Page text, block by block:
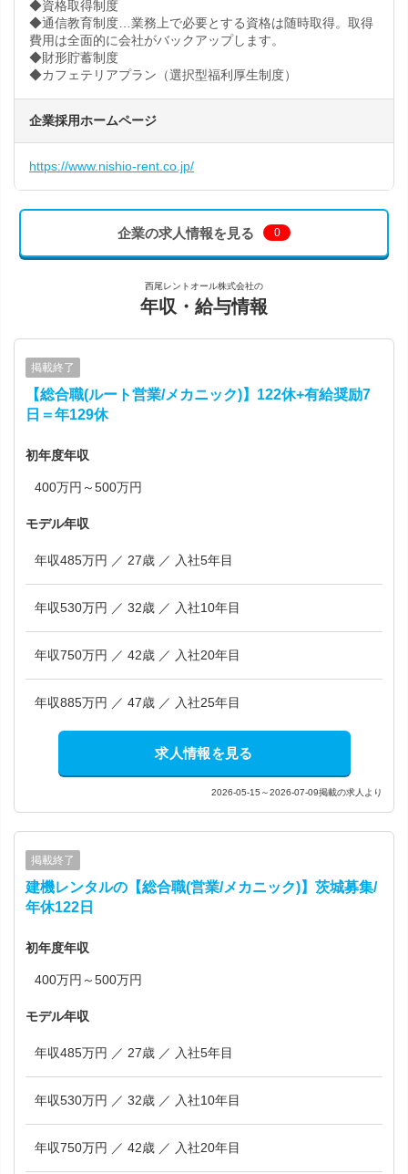
◆資格取得制度
◆通信教育制度…業務上で必要とする資格は随時取得。取得
費用は全面的に会社がバックアップします。
◆財形貯蓄制度
◆カフェテリアプラン（選択型福利厚生制度）
企業採用ホームページ
https://www.nishio-rent.co.jp/
企業の求人情報を見る 0
西尾レントオール株式会社の
年収・給与情報
掲載終了
【総合職(ルート営業/メカニック)】122休+有給奨励7
日＝年129休
初年度年収
400万円～500万円
モデル年収
年収485万円 ／ 27歳 ／ 入社5年目
年収530万円 ／ 32歳 ／ 入社10年目
年収750万円 ／ 42歳 ／ 入社20年目
年収885万円 ／ 47歳 ／ 入社25年目
求人情報を見る
2026-05-15～2026-07-09掲載の求人より
掲載終了
建機レンタルの【総合職(営業/メカニック)】茨城募集/
年休122日
初年度年収
400万円～500万円
モデル年収
年収485万円 ／ 27歳 ／ 入社5年目
年収530万円 ／ 32歳 ／ 入社10年目
年収750万円 ／ 42歳 ／ 入社20年目